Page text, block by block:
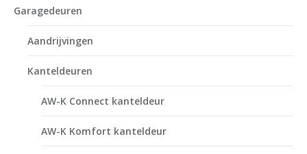
Garagedeuren
Aandrijvingen
Kanteldeuren
AW-K Connect kanteldeur
AW-K Komfort kanteldeur